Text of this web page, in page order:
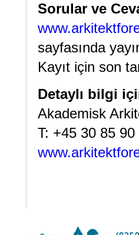
Sorular ve
sayfasında
Kayıt için son
Detaylı bilgi
Akademisk
T: +45 30 85 90